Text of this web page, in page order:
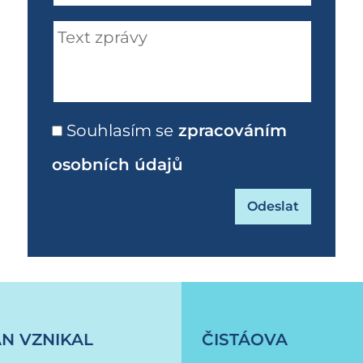
Souhlasím se zpracováním
osobních údajů
VZNIKAL
ČISTÁOVA